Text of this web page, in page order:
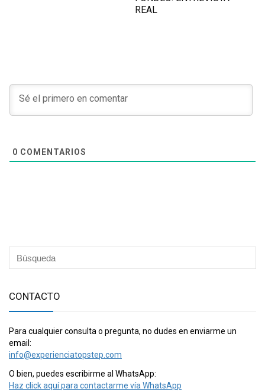
REAL
0 COMENTARIOS
CONTACTO
Para cualquier consulta o pregunta, no dudes en enviarme un
email:
info@experienciatopstep.com
O bien, puedes escribirme al WhatsApp:
Haz click aquí para contactarme vía WhatsApp